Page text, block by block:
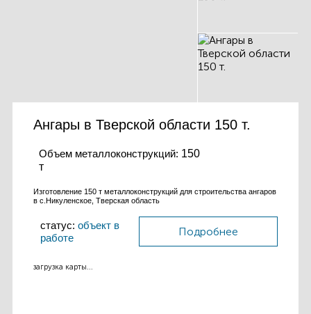
Ангары в Тверской области 150 т.
Объем металлоконструкций: 150
т
Изготовление 150 т металлоконструкций для строительства ангаров
в с.Никуленское, Тверская область
статус: объект в
работе
Подробнее
загрузка карты...